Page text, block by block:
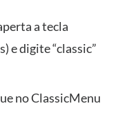
a tecla
e digite “classic”
no ClassicMenu